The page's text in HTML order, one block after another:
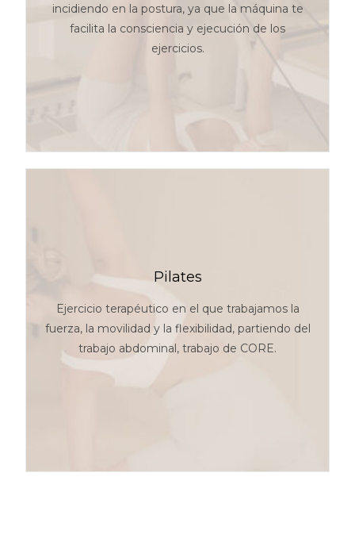
incidiendo en la postura, ya que la máquina te
facilita la consciencia y ejecución de los
ejercicios.
Pilates
Ejercicio terapéutico en el que trabajamos la
fuerza, la movilidad y la flexibilidad, partiendo del
trabajo abdominal, trabajo de CORE.